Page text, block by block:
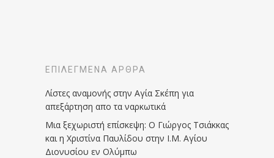
ΕΠΙΛΕΓΜΈΝΑ ΆΡΘΡΑ
Λίστες αναμονής στην Αγία Σκέπη για
απεξάρτηση απο τα ναρκωτικά
Μια ξεχωριστή επίσκεψη: Ο Γιώργος Τσιάκκας
και η Χριστίνα Παυλίδου στην Ι.Μ. Αγίου
Διονυσίου εν Ολύμπω